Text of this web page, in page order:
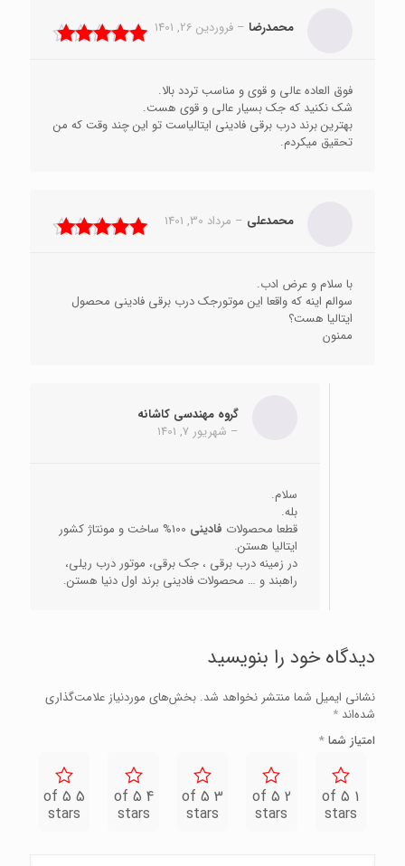
محمدرضا – فروردین 26, 1401
فوق العاده عالی و قوی و مناسب تردد بالا.
شک نکنید که جک بسیار عالی و قوی هست.
بهترین برند درب برقی فادینی ایتالیاست تو این چند وقت که من
تحقیق میکردم.
محمدعلی – مرداد 30, 1401
با سلام و عرض ادب.
سوالم اینه که واقعا این موتورجک درب برقی فادینی محصول
ایتالیا هست؟
ممنون
گروه مهندسی کاشانه
– شهریور 7, 1401
سلام.
بله.
قطعا محصولات فادینی
100% ساخت و مونتاژ کشور
ایتالیا هستن.
در زمینه درب برقی ، جک برقی، موتور درب ریلی،
راهبند و … محصولات فادینی برند اول دنیا هستن.
دیدگاه خود را بنویسید
نشانی ایمیل شما منتشر نخواهد شد. بخش‌های موردنیاز علامت‌گذاری
شده‌اند *
امتیاز شما*
1 of 5
stars
2 of 5
stars
3 of 5
stars
4 of 5
stars
5 of 5
stars